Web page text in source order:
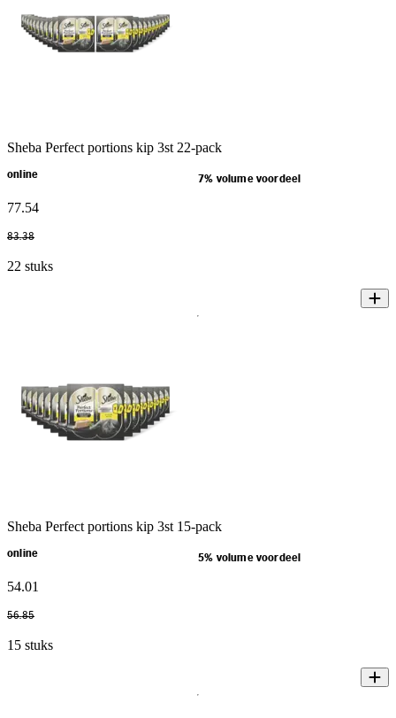
Sheba Perfect portions kip 3st 22-pack
online 7% volume voordeel
77.54
83.38
22 stuks
Sheba Perfect portions kip 3st 15-pack
online 5% volume voordeel
54.01
56.85
15 stuks